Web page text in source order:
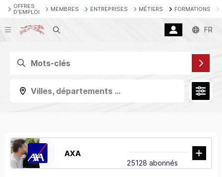
OFFRES
D'EMPLOI
MEMBRES ENTREPRISES MÉTIERS FORMATIONS
Recherche FR
Villes, départements ...
AXA
25128 abonnés